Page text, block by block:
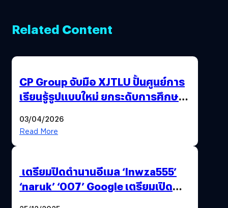
Related Content
CP Group จับมือ XJTLU ปั้นศูนย์การ
เรียนรู้รูปแบบใหม่ ยกระดับการศึกษา
03/04/2026
Read More
เตรียมปิดตำนานอีเมล ‘lnwza555’
‘naruk’ ‘007’ Google เตรียมเปิด